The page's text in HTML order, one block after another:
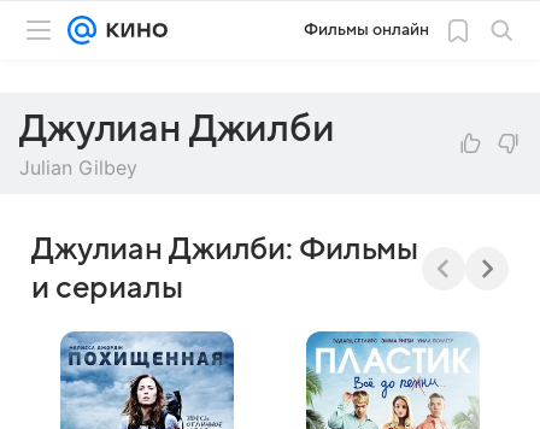
Фильмы онлайн
Джулиан Джилби
Julian Gilbey
Джулиан Джилби: Фильмы
и сериалы